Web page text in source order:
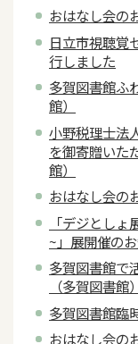
おはなし会の
日立市視聴覚
行しました
多賀図書館ふ
館）
小野税理士法
を御寄贈いた
館）
おはなし会の
「デジとし
~」展開催の
多賀図書館で
（多賀図書館）
多賀図書館臨
おはなし会の